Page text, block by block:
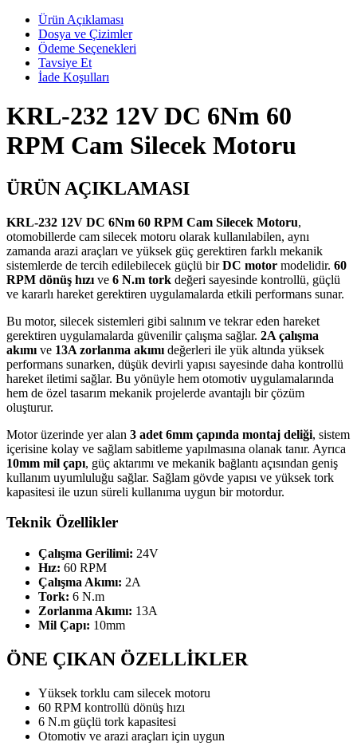
Ürün Açıklaması
Dosya ve Çizimler
Ödeme Seçenekleri
Tavsiye Et
İade Koşulları
KRL-232 12V DC 6Nm 60
RPM Cam Silecek Motoru
ÜRÜN AÇIKLAMASI
KRL-232 12V DC 6Nm 60 RPM Cam Silecek Motoru,
otomobillerde cam silecek motoru olarak kullanılabilen, aynı
zamanda arazi araçları ve yüksek güç gerektiren farklı mekanik
sistemlerde de tercih edilebilecek güçlü birDC motor modelidir. 60
RPM dönüş hızı ve 6 N.m tork değeri sayesinde kontrollü, güçlü
ve kararlı hareket gerektiren uygulamalarda etkili performans sunar.
Bu motor, silecek sistemleri gibi salınım ve tekrar eden hareket
gerektiren uygulamalarda güvenilir çalışma sağlar. 2A çalışma
akımı ve 13A zorlanma akımı değerleri ile yük altında yüksek
performans sunarken, düşük devirli yapısı sayesinde daha kontrollü
hareket iletimi sağlar. Bu yönüyle hem otomotiv uygulamalarında
hem de özel tasarım mekanik projelerde avantajlı bir çözüm
oluşturur.
Motor üzerinde yer alan 3 adet 6mm çapında montaj deliği, sistem
içerisine kolay ve sağlam sabitleme yapılmasına olanak tanır. Ayrıca
10mm mil çapı, güç aktarımı ve mekanik bağlantı açısından geniş
kullanım uyumluluğu sağlar. Sağlam gövde yapısı ve yüksek tork
kapasitesi ile uzun süreli kullanıma uygun bir motordur.
Teknik Özellikler
Çalışma Gerilimi: 24V
Hız: 60 RPM
Çalışma Akımı: 2A
Tork: 6 N.m
Zorlanma Akımı: 13A
Mil Çapı: 10mm
ÖNE ÇIKAN ÖZELLİKLER
Yüksek torklu cam silecek motoru
60 RPM kontrollü dönüş hızı
6 N.m güçlü tork kapasitesi
Otomotiv ve arazi araçları için uygun